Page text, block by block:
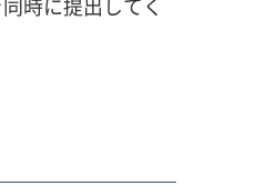
時に提出してく